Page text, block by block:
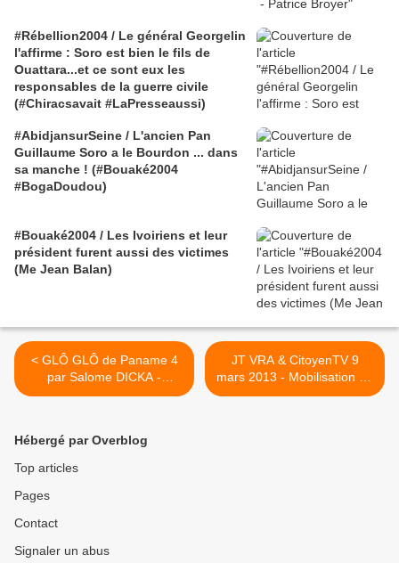
#Rébellion2004 / Le général Georgelin
l'affirme : Soro est bien le fils de
Ouattara...et ce sont eux les
responsables de la guerre civile
(#Chiracsavait #LaPresseaussi)
#AbidjansurSeine / L'ancien Pan
Guillaume Soro a le Bourdon ... dans
sa manche ! (#Bouaké2004
#BogaDoudou)
#Bouaké2004 / Les Ivoiriens et leur
président furent aussi des victimes
(Me Jean Balan)
< GLÔ GLÔ de Paname 4
par Salome DICKA -
Agenda du 4 au 10 mars
JT VRA & CitoyenTV 9
mars 2013 - Mobilisation de
soutien au président
Hébergé par Overblog
Top articles
Pages
Contact
Signaler un abus